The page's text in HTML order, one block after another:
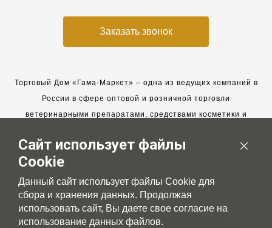
Заказать звонок
Торговый Дом «Гама-Маркет» – одна из ведущих компаний в
России в сфере оптовой и розничной торговли
ветеринарными препаратами, средствами косметики и
Мы работаем с 2005 года. Мы приглашаем к сотрудничеству
новых клиентов и всегда рассчитываем на взаимовыгодные,
долгосрочные партнерские отношения.
Сайт использует файлы
Cookie
Данный сайт использует файлы Cookie для
сбора и хранения данных. Продолжая
использовать сайт, Вы даете свое согласие на
использование данных файлов.